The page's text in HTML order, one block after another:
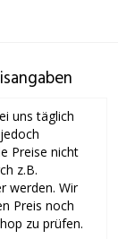
uns täglich
Preise nicht
z.B.
werden. Wir
Preis noch
zu prüfen.